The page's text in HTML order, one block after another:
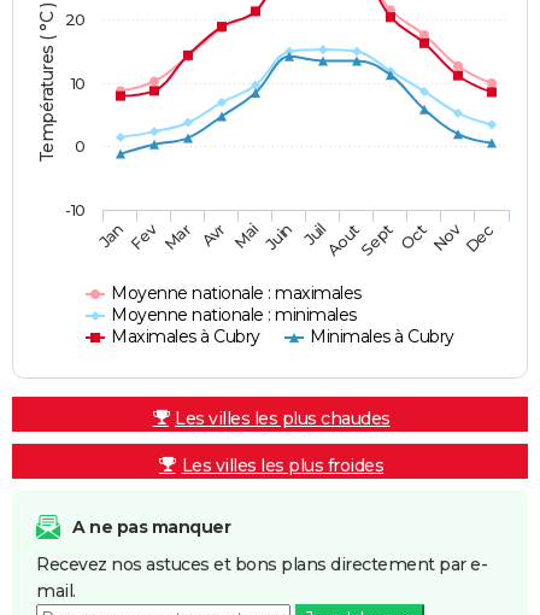
Températures ( °C )
Moyenne nationale : maximales
Moyenne nationale : minimales
Maximales à Cubry
Minimales à Cubry
JanFev Mar Avr MaiJuin JuilAoutSept OctNovDec
-10
0
10
20
Les villes les plus chaudes
Les villes les plus froides
A ne pas manquer
Recevez nos astuces et bons plans directement par e-
mail.